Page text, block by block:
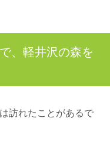
、軽井沢の森を
訪れたことがあるで